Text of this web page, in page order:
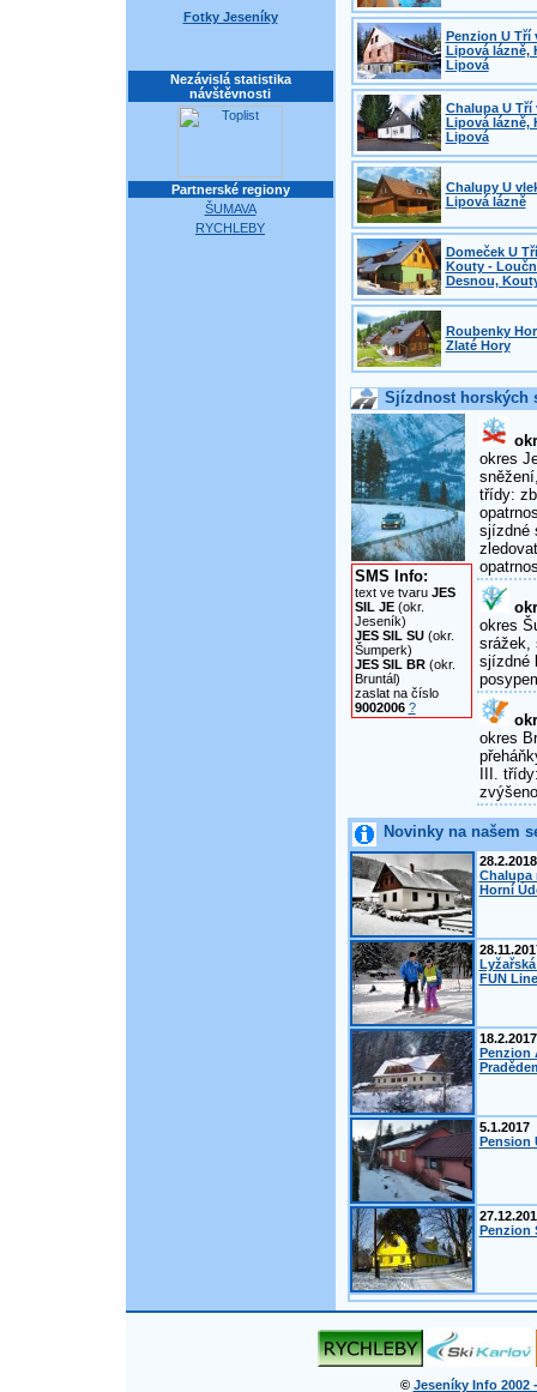
Fotky Jeseníky
Nezávislá statistika
návštěvnosti
Partnerské regiony
ŠUMAVA
RYCHLEBY
Penzion U Tří
Lipová lázně,
Lipová
Chalupa U Tří
Lipová lázně,
Lipová
Chalupy U
Lipová lázně
Domeček U
Kouty -
Desnou,
Roubenky
Zlaté Hory
Sjízdnost horských
SMS Info:
text ve tvaru JES
SIL JE(okr.
Jeseník)
JES SIL SU(okr.
Šumperk)
JES SIL BR(okr.
Bruntál)
zaslat na číslo
9002006 ?
okres
třídy:
sjízdné
okres
srážek,
sjízdné
okres
III.
Novinky na našem
28.2.2018
Chalupa
Horní
FUN
18.2.2017
Penzion
5.1.2017
Pension
Penzion
© Jeseníky Info 2002